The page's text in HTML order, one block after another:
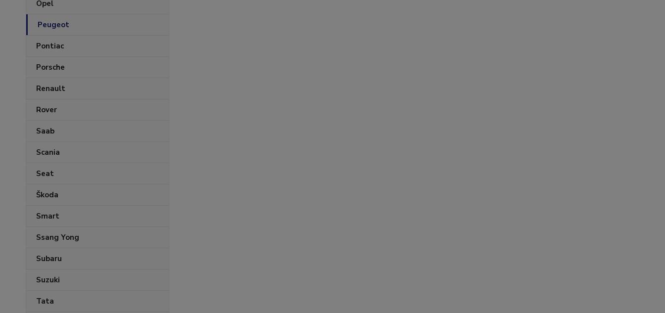
Opel
Peugeot
Pontiac
Porsche
Renault
Rover
Saab
Scania
Seat
Škoda
Smart
Ssang Yong
Subaru
Suzuki
Tata